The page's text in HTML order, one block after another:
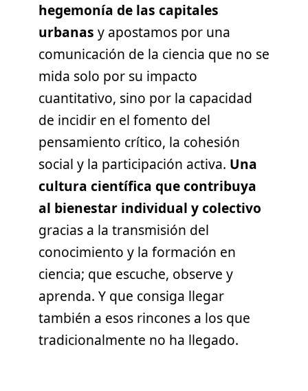
hegemonía de las capitales
urbanas y apostamos por una
comunicación de la ciencia que no se
mida solo por su impacto
cuantitativo, sino por la capacidad
de incidir en el fomento del
pensamiento crítico, la cohesión
social y la participación activa. Una
cultura científica que contribuya
al bienestar individual y colectivo
gracias a la transmisión del
conocimiento y la formación en
ciencia; que escuche, observe y
aprenda. Y que consiga llegar
también a esos rincones a los que
tradicionalmente no ha llegado.